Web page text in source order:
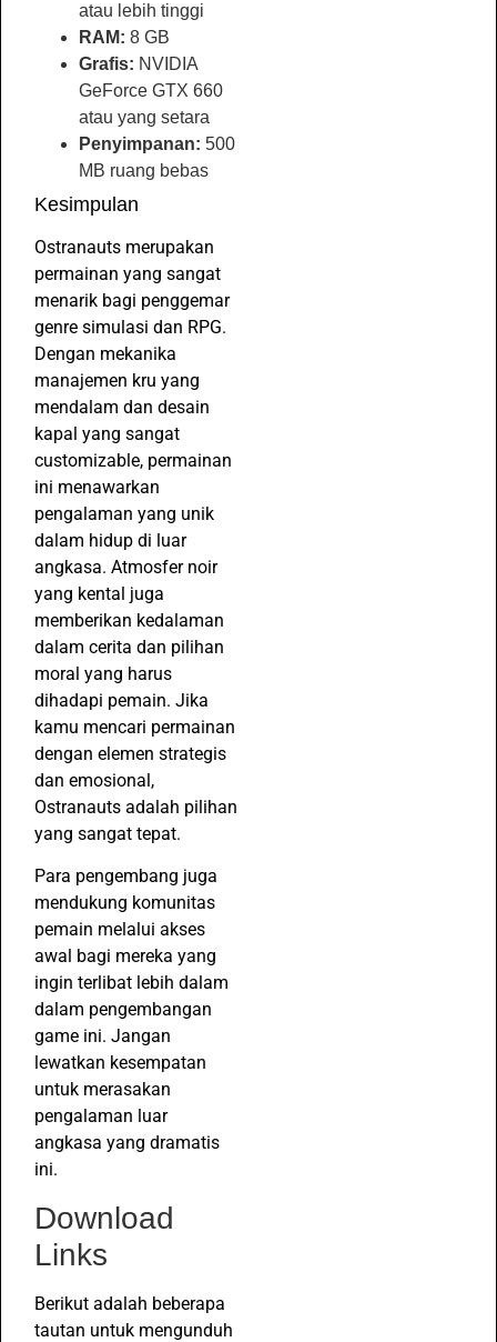
atau lebih tinggi
RAM: 8 GB
Grafis: NVIDIA
GeForce GTX 660
atau yang setara
Penyimpanan: 500
MB ruang bebas
Kesimpulan
Ostranauts merupakan
permainan yang sangat
menarik bagi penggemar
genre simulasi dan RPG.
Dengan mekanika
manajemen kru yang
mendalam dan desain
kapal yang sangat
customizable, permainan
ini menawarkan
pengalaman yang unik
dalam hidup di luar
angkasa. Atmosfer noir
yang kental juga
memberikan kedalaman
dalam cerita dan pilihan
moral yang harus
dihadapi pemain. Jika
kamu mencari permainan
dengan elemen strategis
dan emosional,
Ostranauts adalah pilihan
yang sangat tepat.
Para pengembang juga
mendukung komunitas
pemain melalui akses
awal bagi mereka yang
ingin terlibat lebih dalam
dalam pengembangan
game ini. Jangan
lewatkan kesempatan
untuk merasakan
pengalaman luar
angkasa yang dramatis
ini.
Download
Links
Berikut adalah beberapa
tautan untuk mengunduh